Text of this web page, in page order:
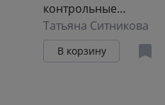
контрольные
работы по
математике. 3 класс
Татьяна Ситникова
В корзину